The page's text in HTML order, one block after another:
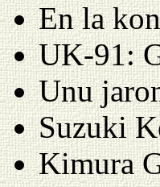
En la
UK-91:
Unu
Suzuki
Kimura